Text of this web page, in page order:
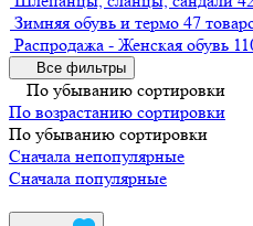
Зимняя обувь и термо 47
Распродажа - Женская обувь
Все фильтры
По убыванию сортировки
По возрастанию сортировки
По убыванию сортировки
Сначала непопулярные
Сначала популярные